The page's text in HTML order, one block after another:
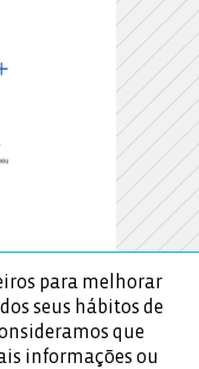
para melhorar
seus hábitos de
que
informações ou